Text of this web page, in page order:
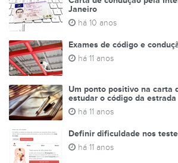
Janeiro
há 10 anos
Exames de código e
há 11 anos
Um ponto positivo na carta
estudar o código da estrada
há 11 anos
Definir dificuldade nos
há 11 anos